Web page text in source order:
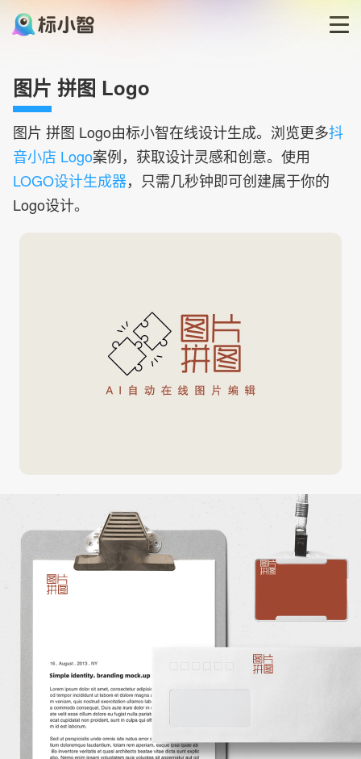
LOGO生成器
LOGO模板
图片 拼图 Logo
图片 拼图 Logo由标小智在线设计生成。浏览更多抖
音小店 Logo案例，获取设计灵感和创意。使用
LOGO设计生成器，只需几秒钟即可创建属于你的
Logo设计。